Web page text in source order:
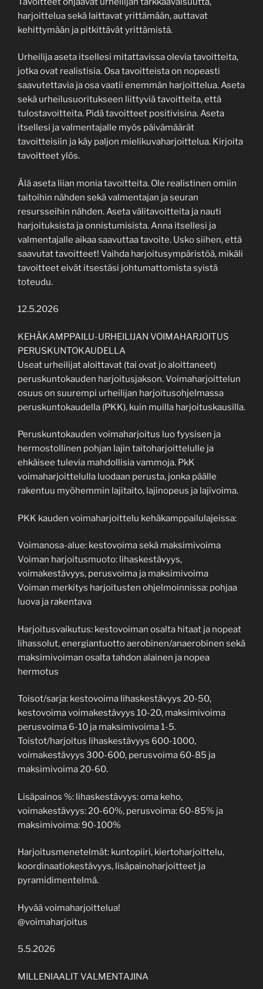
harjoittelua sekä laittavat yrittämään, auttavat
kehittymään ja pitkittävät yrittämistä.
Urheilija aseta itsellesi mitattavissa olevia tavoitteita,
jotka ovat realistisia. Osa tavoitteista on nopeasti
saavutettavia ja osa vaatii enemmän harjoittelua. Aseta
sekä urheilusuoritukseen liittyviä tavoitteita, että
tulostavoitteita. Pidä tavoitteet positivisina. Aseta
itsellesi ja valmentajalle myös päivämäärät
tavoitteisiin ja käy paljon mielikuvaharjoittelua. Kirjoita
tavoitteet ylös.
Älä aseta liian monia tavoitteita. Ole realistinen omiin
taitoihin nähden sekä valmentajan ja seuran
resursseihin nähden. Aseta välitavoitteita ja nauti
harjoituksista ja onnistumisista. Anna itsellesi ja
valmentajalle aikaa saavuttaa tavoite. Usko siihen, että
saavutat tavoitteet! Vaihda harjoitusympäristöä, mikäli
tavoitteet eivät itsestäsi johtumattomista syistä
toteudu.
12.5.2026
KEHÄKAMPPAILU-URHEILIJAN VOIMAHARJOITUS
PERUSKUNTOKAUDELLA
Useat urheilijat aloittavat (tai ovat jo aloittaneet)
peruskuntokauden harjoitusjakson. Voimaharjoittelun
osuus on suurempi urheilijan harjoitusohjelmassa
peruskuntokaudella (PKK), kuin muilla harjoituskausilla.
Peruskuntokauden voimaharjoitus luo fyysisen ja
hermostollinen pohjan lajin taitoharjoittelulle ja
ehkäisee tulevia mahdollisia vammoja. PkK
voimaharjoittelulla luodaan perusta, jonka päälle
rakentuu myöhemmin lajitaito, lajinopeus ja lajivoima.
PKK kauden voimaharjoittelu kehäkamppailulajeissa:
Voimanosa-alue: kestovoima sekä maksimivoima
Voiman harjoitusmuoto: lihaskestävyys,
voimakestävyys, perusvoima ja maksimivoima
Voiman merkitys harjoitusten ohjelmoinnissa: pohjaa
luova ja rakentava
Harjoitusvaikutus: kestovoiman osalta hitaat ja nopeat
lihassolut, energiantuotto aerobinen/anaerobinen sekä
maksimivoiman osalta tahdon alainen ja nopea
hermotus
Toisot/sarja: kestovoima lihaskestävyys 20-50,
kestovoima voimakestävyys 10-20, maksimivoima
perusvoima 6-10 ja maksimivoima 1-5.
Toistot/harjoitus lihaskestävyys 600-1000,
voimakestävyys 300-600, perusvoima 60-85 ja
maksimivoima 20-60.
Lisäpainos %: lihaskestävyys: oma keho,
voimakestävyys: 20-60%, perusvoima: 60-85% ja
maksimivoima: 90-100%
Harjoitusmenetelmät: kuntopiiri, kiertoharjoittelu,
koordinaatiokestävyys, lisäpainoharjoitteet ja
pyramidimentelmä.
Hyvää voimaharjoittelua!
@voimaharjoitus
5.5.2026
MILLENIAALIT VALMENTAJINA